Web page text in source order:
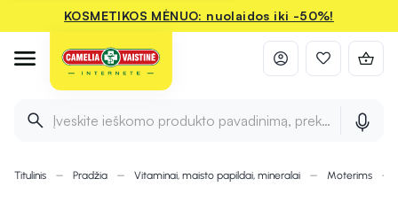
KOSMETIKOS MĖNUO: nuolaidos iki -50%!
Įveskite ieškomo produkto pavadinimą, prekės ženklą ir
Titulinis Pradžia Vitaminai, maisto papildai, mineralai Moterims